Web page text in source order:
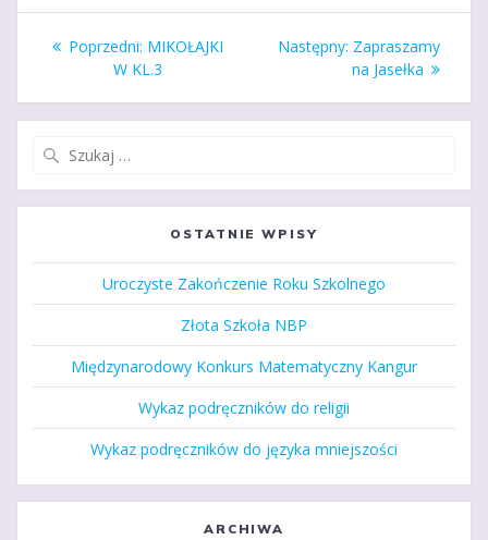
Nawigacja
wpisu
Poprzedni: Poprzedni
wpis:
MIKOŁAJKI
W KL.3
Następny: Następny
wpis:
Zapraszamy
na Jasełka
OSTATNIE WPISY
Uroczyste Zakończenie Roku Szkolnego
Złota Szkoła NBP
Międzynarodowy Konkurs Matematyczny Kangur
Wykaz podręczników do religii
Wykaz podręczników do języka mniejszości
ARCHIWA